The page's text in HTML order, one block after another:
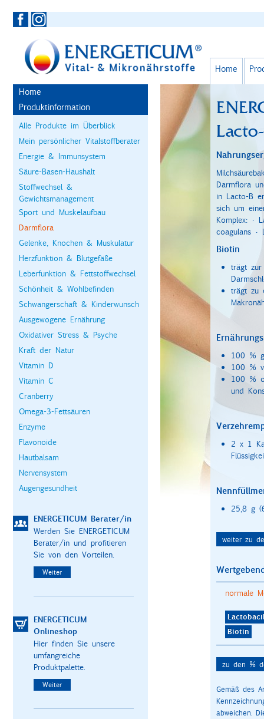
Home
Home
Produktinformation
Alle Produkte im Überblick
Mein persönlicher Vitalstoffberater
Energie & Immunsystem
Säure-Basen-Haushalt
Stoffwechsel &
Gewichtsmanagement
Sport und Muskelaufbau
Darmflora
Gelenke, Knochen & Muskulatur
Herzfunktion & Blutgefäße
Leberfunktion & Fettstoffwechsel
Schönheit & Wohlbefinden
Schwangerschaft & Kinderwunsch
Ausgewogene Ernährung
Oxidativer Stress & Psyche
Kraft der Natur
Vitamin D
Vitamin C
Cranberry
Omega-3-Fettsäuren
Enzyme
Flavonoide
Hautbalsam
Nervensystem
Augengesundheit
ENERGETICUM Berater/in
Werden Sie ENERGETICUM
Berater/in und profitieren
Sie von den Vorteilen.
Weiter
ENERGETICUM
Onlineshop
Hier finden Sie unsere
umfangreiche
Produktpalette.
Weiter
Darmflora
in Lacto-B
sich um
Komplex: •
coagulans •
Biotin
trägt zur
trägt zu
100 %
100 %
100 %
und
2 x 1
25,8 g
weiter zu
normale
Biotin
zu den %
Gemäß des
abweichen.